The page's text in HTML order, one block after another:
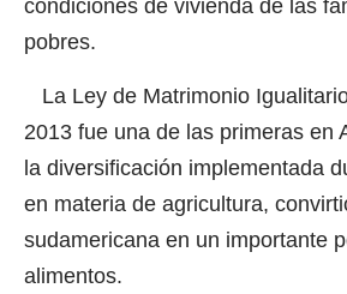
condiciones de vivienda de las
pobres.
La Ley de Matrimonio
2013 fue una de las primeras en
la diversificación implementada
en materia de agricultura,
sudamericana en un importante
alimentos.